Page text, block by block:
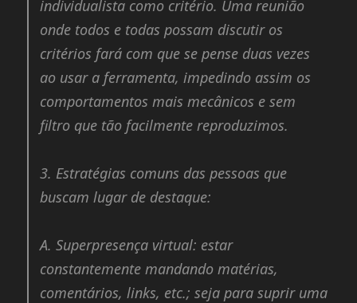
individualista como critério. Uma reunião
onde todos e todas possam discutir os
critérios fará com que se pense duas vezes
ao usar a ferramenta, impedindo assim os
comportamentos mais mecânicos e sem
filtro que tão facilmente reproduzimos.
3. Estratégias comuns das pessoas que
buscam lugar de destaque:
A. Superpresença virtual: estar
constantemente mandando matérias,
comentários, links, etc.; seja para suprir uma